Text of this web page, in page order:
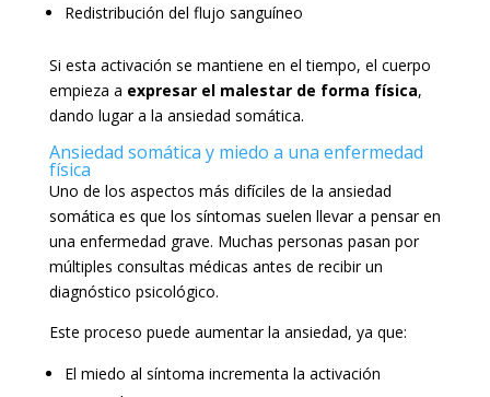
Redistribución del flujo sanguíneo
Si esta activación se mantiene en el tiempo, el cuerpo
empieza a expresar el malestar de forma física,
dando lugar a la ansiedad somática.
Ansiedad somática y miedo a una enfermedad
física
Uno de los aspectos más difíciles de la ansiedad
somática es que los síntomas suelen llevar a pensar en
una enfermedad grave. Muchas personas pasan por
múltiples consultas médicas antes de recibir un
diagnóstico psicológico.
Este proceso puede aumentar la ansiedad, ya que:
El miedo al síntoma incrementa la activación